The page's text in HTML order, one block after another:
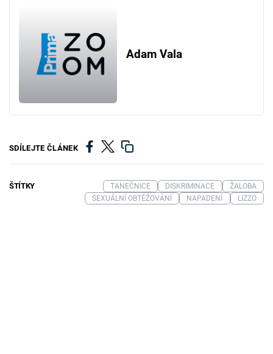
Adam Vala
SDÍLEJTE ČLÁNEK
ŠTÍTKY TANEČNICE DISKRIMINACE
ŽALOBA
SEXUÁLNÍ OBTĚŽOVÁNÍ
NAPADENÍ LIZZO